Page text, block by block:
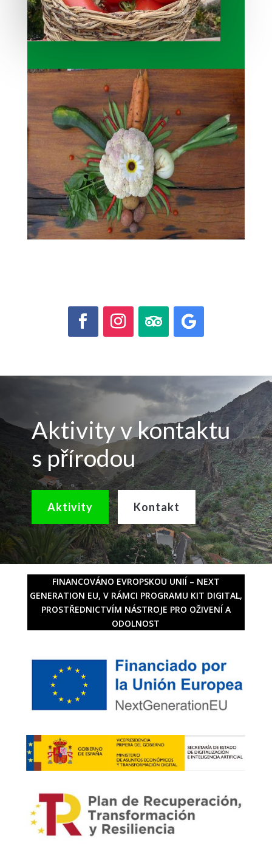
Aktivity v kontaktu
s přírodou
Aktivity Kontakt
FINANCOVÁNO EVROPSKOU UNIÍ – NEXT
GENERATION EU, V RÁMCI PROGRAMU KIT DIGITAL,
PROSTŘEDNICTVÍM NÁSTROJE PRO OŽIVENÍ A
ODOLNOST